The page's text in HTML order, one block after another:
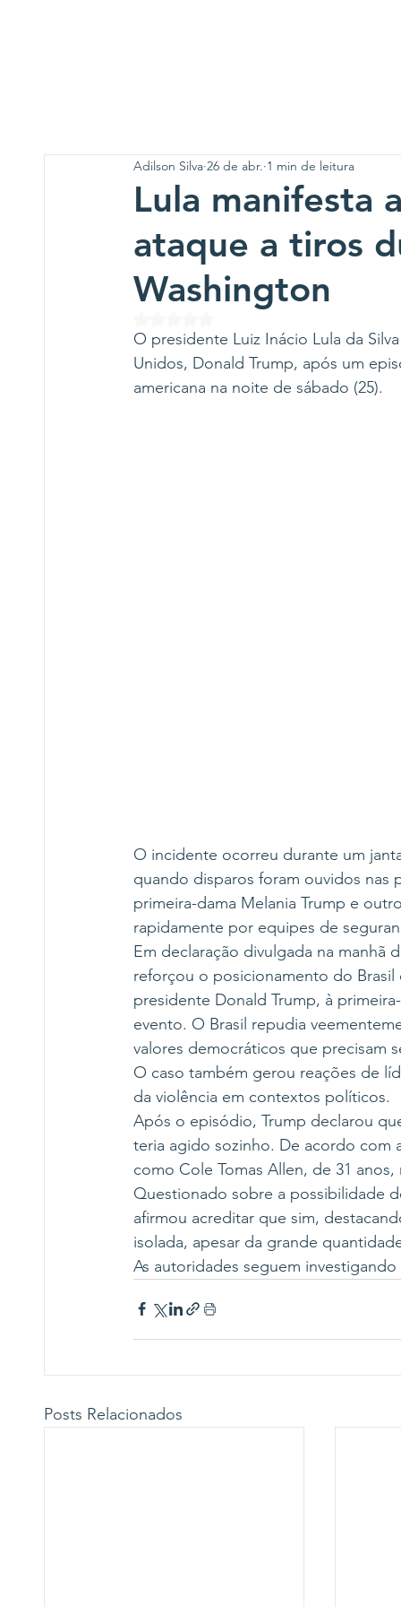
Lula manifesta
ataque a tiros
Washington
Adilson Silva 26 de abr. 1 min de leitura
O presidente Luiz Inácio Lula da
Unidos, Donald Trump, após um
americana na noite de sábado (25).
O incidente ocorreu durante um
quando disparos foram ouvidos nas
primeira-dama Melania Trump e
rapidamente por equipes de
Em declaração divulgada na manhã
reforçou o posicionamento do
presidente Donald Trump, à
evento. O Brasil repudia
valores democráticos que precisam
O caso também gerou reações de
da violência em contextos políticos.
Após o episódio, Trump declarou
teria agido sozinho. De acordo com
como Cole Tomas Allen, de 31
Questionado sobre a possibilidade
afirmou acreditar que sim,
isolada, apesar da grande
As autoridades seguem investigando
Posts Relacionados